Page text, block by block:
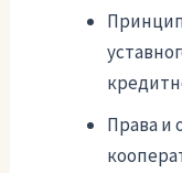
Права и